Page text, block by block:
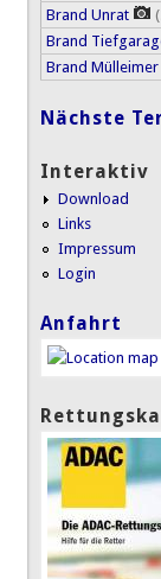
Brand Unrat
Brand
Brand Mülleimer
Nächste
Interaktiv
Download
Links
Impressum
Login
Anfahrt